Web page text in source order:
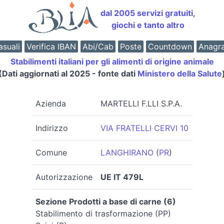
dal 2005 servizi gratuiti,
giochi e tanto altro
Verifica IBAN Abi/Cab Poste Countdown
Stabilimenti italiani per gli alimenti di origine animale
aggiornati al 2025 - fonte dati Ministero della Salute)
Azienda MARTELLI F.LLI S.P.A.
Indirizzo VIA FRATELLI CERVI 10
Comune LANGHIRANO (PR)
Autorizzazione UE IT 479L
Sezione Prodotti a base di carne (6)
Stabilimento di trasformazione (PP)